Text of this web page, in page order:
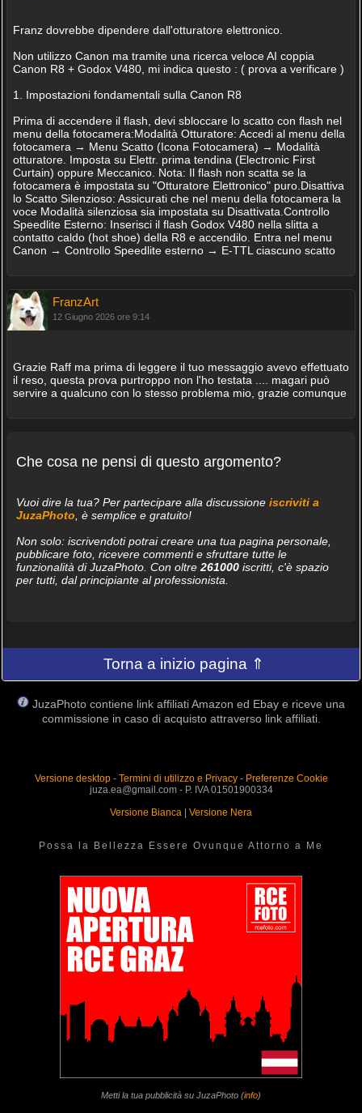
Franz dovrebbe dipendere dall'otturatore elettronico.
Non utilizzo Canon ma tramite una ricerca veloce AI coppia
Canon R8 + Godox V480, mi indica questo : ( prova a verificare )
1. Impostazioni fondamentali sulla Canon R8
Prima di accendere il flash, devi sbloccare lo scatto con flash nel
menu della fotocamera:Modalità Otturatore: Accedi al menu della
fotocamera → Menu Scatto (Icona Fotocamera) → Modalità
otturatore. Imposta su Elettr. prima tendina (Electronic First
Curtain) oppure Meccanico. Nota: Il flash non scatta se la
fotocamera è impostata su "Otturatore Elettronico" puro.Disattiva
lo Scatto Silenzioso: Assicurati che nel menu della fotocamera la
voce Modalità silenziosa sia impostata su Disattivata.Controllo
Speedlite Esterno: Inserisci il flash Godox V480 nella slitta a
contatto caldo (hot shoe) della R8 e accendilo. Entra nel menu
Canon → Controllo Speedlite esterno → E-TTL ciascuno scatto
FranzArt
12 Giugno 2026 ore 9:14
Grazie Raff ma prima di leggere il tuo messaggio avevo effettuato
il reso, questa prova purtroppo non l'ho testata .... magari può
servire a qualcuno con lo stesso problema mio, grazie comunque
Che cosa ne pensi di questo argomento?
Vuoi dire la tua? Per partecipare alla discussione iscriviti a
JuzaPhoto , è semplice e gratuito!
Non solo: iscrivendoti potrai creare una tua pagina personale,
pubblicare foto, ricevere commenti e sfruttare tutte le
funzionalità di JuzaPhoto. Con oltre 261000iscritti, c'è spazio
per tutti, dal principiante al professionista.
Torna a inizio pagina ⇑
JuzaPhoto contiene link affiliati Amazon ed Ebay e riceve una
commissione in caso di acquisto attraverso link affiliati.
Versione desktop- Termini di utilizzo e Privacy- Preferenze Cookie
juza.ea@gmail.com - P. IVA 01501900334
Versione Bianca | Versione Nera
Possa la Bellezza Essere Ovunque Attorno a Me
Metti la tua pubblicità su JuzaPhoto (info)